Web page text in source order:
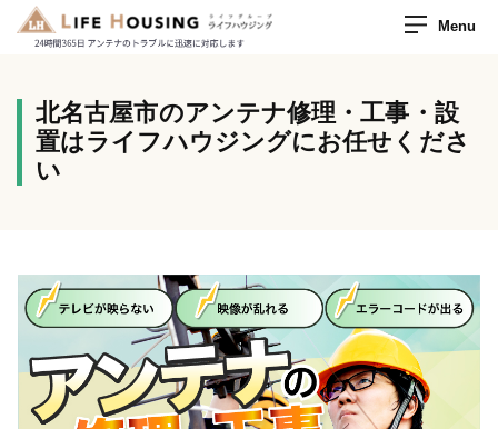
Menu
北名古屋市のアンテナ修理・工事・設
置はライフハウジングにお任せくださ
い